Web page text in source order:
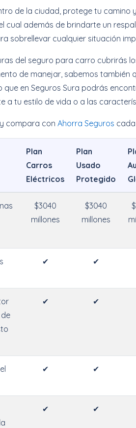
de la ciudad, protege tu camino
cual además de brindarte un
sobrellevar cualquier situación
del seguro para carro cubrirás
de manejar, sabemos también
que en Seguros Sura podrás
a tu estilo de vida o a las
compara con Ahorra Seguros
Plan
Carros
Eléctricos
Plan
Usado
Protegido
$3040
millones
$3040
millones
✔ ✔
✔ ✔
✔ ✔
✔ ✔